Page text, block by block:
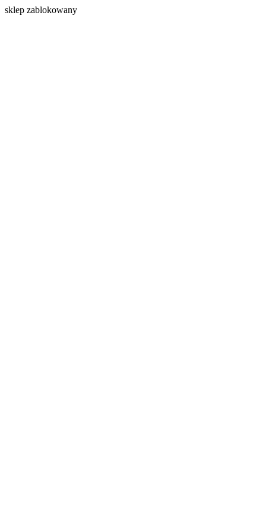
sklep zablokowany